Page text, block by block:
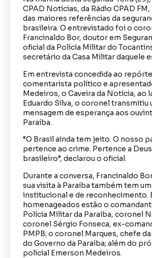
CPAD Notícias, da Rádio CPAD
das maiores referências da
brasileira. O entrevistado foi o
Francinaldo Bor, doutor em
oficial da Polícia Militar do
secretário da Casa Militar daquele
Em entrevista concedida ao
comentarista político e
Medeiros, o Caveira da Notícia, ao
Eduardo Silva, o coronel transmitiu
mensagem de esperança aos
Paraíba.
“O Brasil ainda tem jeito. O nosso
pertence ao crime. Pertence a
brasileiro”, declarou o oficial.
Durante a conversa, Francinaldo
sua visita à Paraíba também tem
institucional e de reconhecimento.
homenageados estão o
Polícia Militar da Paraíba, coronel
coronel Sérgio Fonseca, ex-
PMPB; o coronel Marques, chefe
do Governo da Paraíba; além do
policial Emerson Medeiros.